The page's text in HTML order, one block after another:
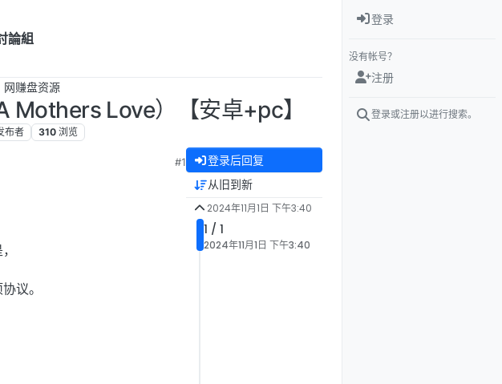
論組
网赚盘资源
Mothers Love）【安卓+pc】
布者 310 浏览
#1
议。
登录后回复
从旧到新
2024年11月1日 下午3:40
1 / 1
2024年11月1日 下午3:40
登录
没有帐号？
注册
登录或注册以进行搜索。